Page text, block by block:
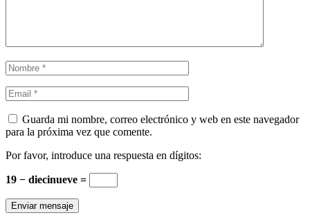
Guarda mi nombre, correo electrónico y web en este navegador
para la próxima vez que comente.
Por favor, introduce una respuesta en dígitos:
19 − diecinueve =